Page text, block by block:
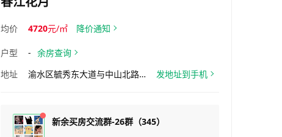
均价 4720元/㎡ 降价通知
户型 - 余房查询
地址
渝水区毓秀东大道与中山北路交汇处 发地址到手机
新余买房交流群-26群（345）